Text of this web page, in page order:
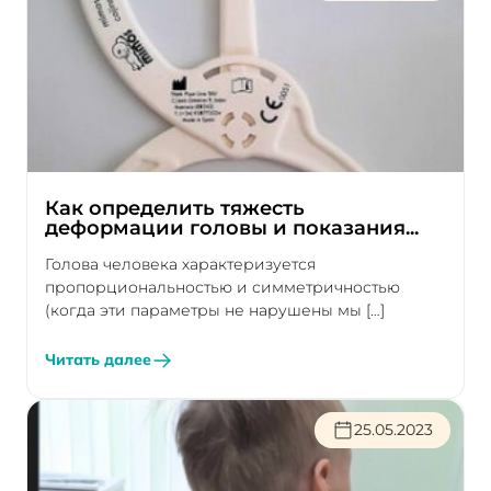
Как определить тяжесть
деформации головы и показания...
Голова человека характеризуется
пропорциональностью и симметричностью
(когда эти параметры не нарушены мы […]
Читать далее
25.05.2023